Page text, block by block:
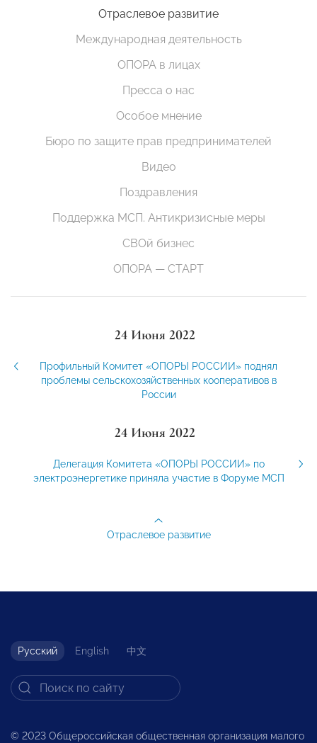
Отраслевое развитие
Международная деятельность
ОПОРА в лицах
Пресса о нас
Особое мнение
Бюро по защите прав предпринимателей
Видео
Поздравления
Поддержка МСП. Антикризисные меры
СВОй бизнес
ОПОРА — СТАРТ
24 Июня 2022
Профильный Комитет «ОПОРЫ РОССИИ» поднял
проблемы сельскохозяйственных кооперативов в
России
24 Июня 2022
Делегация Комитета «ОПОРЫ РОССИИ» по
электроэнергетике приняла участие в Форуме МСП
Отраслевое развитие
Русский English 中文
© 2023 Общероссийская общественная организация малого